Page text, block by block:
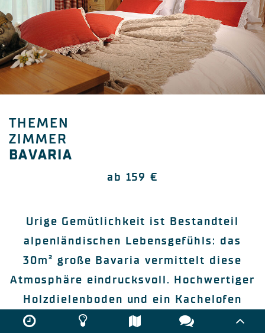
THEMEN
ZIMMER
BAVARIA
ab 159 €
Urige Gemütlichkeit ist Bestandteil
alpenländischen Lebensgefühls: das
30m² große Bavaria vermittelt diese
Atmosphäre eindrucksvoll. Hochwertiger
Holzdielenboden und ein Kachelofen
schenken Wärme und die vielen